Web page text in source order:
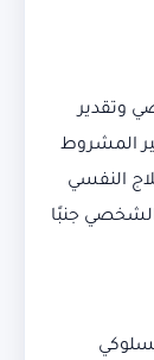
وتقدير
المشروط
النفسي
الشخصي جنبًا